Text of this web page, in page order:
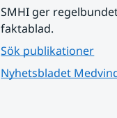
SMHI ger
faktablad.
Sök publikationer
Nyhetsbladet